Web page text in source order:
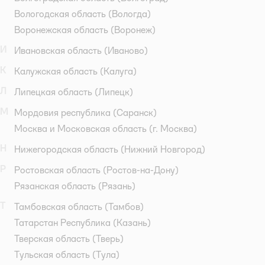
Вологодская область (Вологда)
Воронежская область (Воронеж)
Ивановская область (Иваново)
Калужская область (Калуга)
Липецкая область (Липецк)
Мордовия республика (Саранск)
Москва и Московская область (г. Москва)
Нижегородская область (Нижний Новгород)
Ростовская область (Ростов-на-Дону)
Рязанская область (Рязань)
Тамбовская область (Тамбов)
Татарстан Республика (Казань)
Тверская область (Тверь)
Тульская область (Тула)